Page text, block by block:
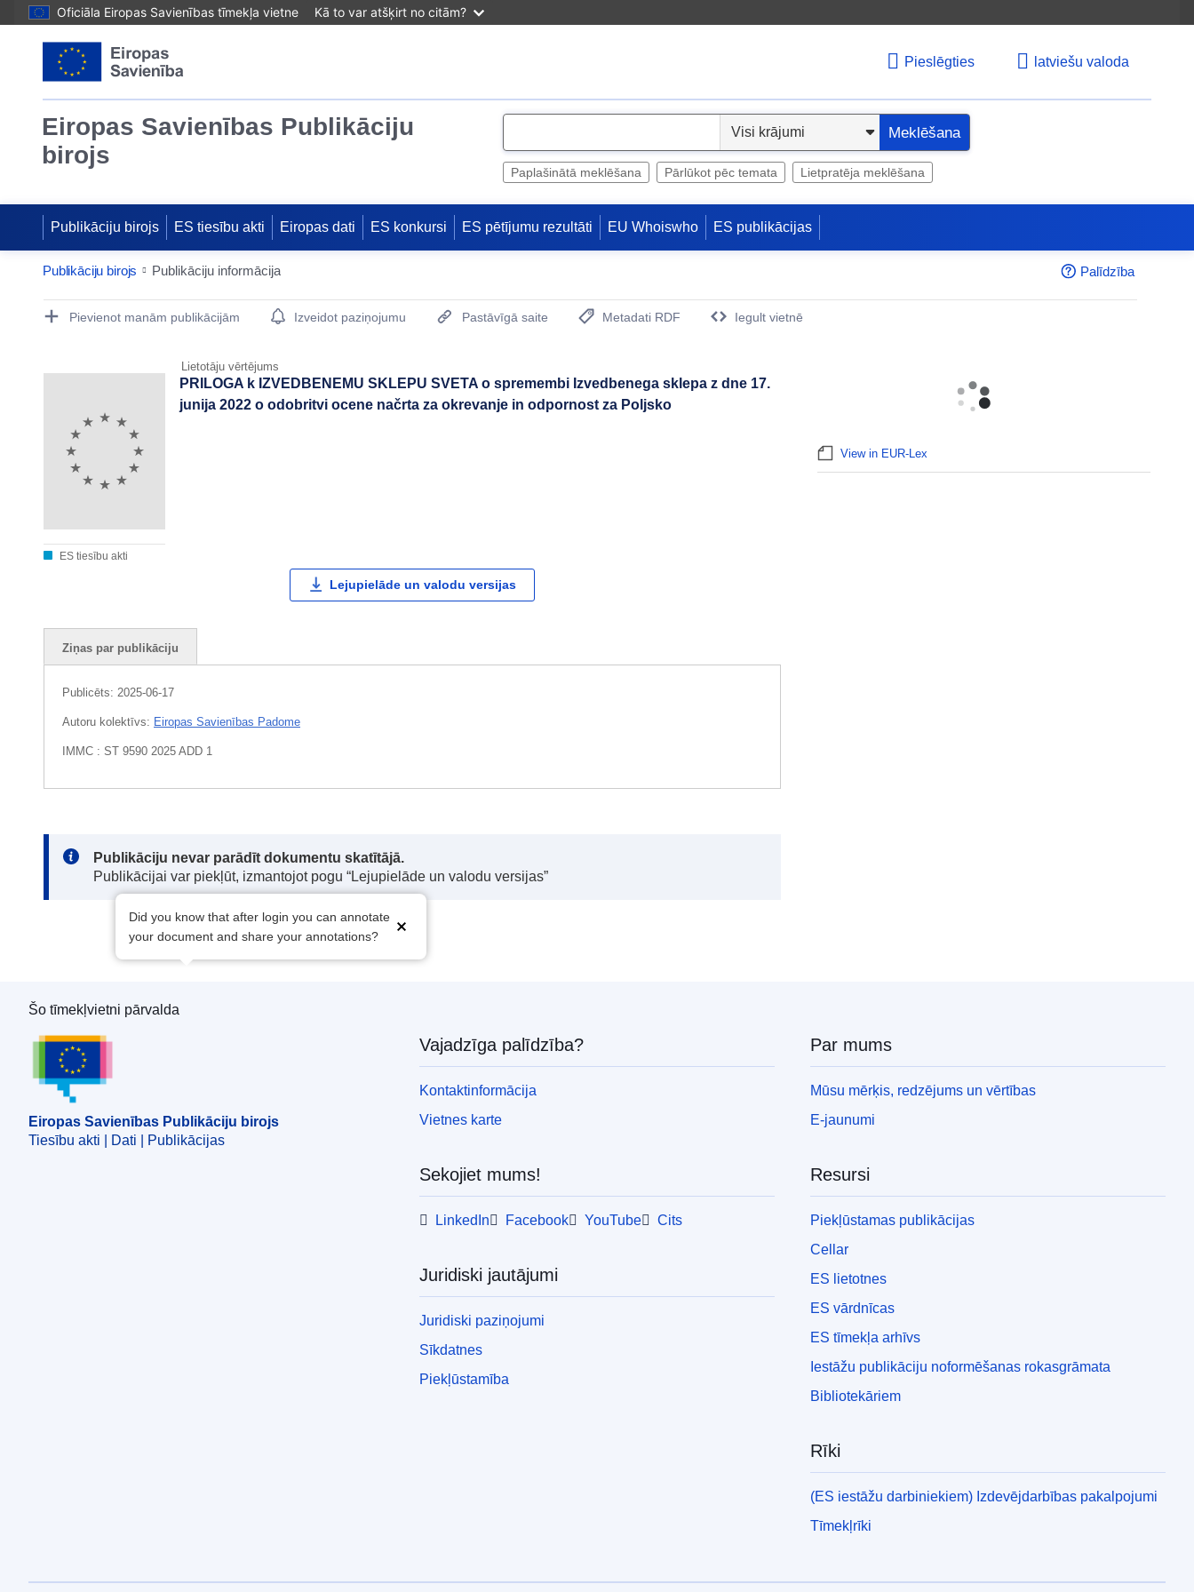
Oficiāla Eiropas Savienības tīmekļa vietne Kā to var atšķirt no citām?
Pieslēgties latviešu valoda
Eiropas Savienības Publikāciju
birojs
e
Meklēšana
Paplašinātā meklēšana Pārlūkot pēc temata Lietpratēja meklēšana
Publikāciju birojs ES tiesību akti Eiropas dati ES konkursi ES pētījumu rezultāti EU Whoiswho ES publikācijas
Publikāciju birojs Publikāciju informācija Palīdzība
Publication Detail Actions Portlet
Pievienot manām publikācijām Izveidot paziņojumu Pastāvīgā saite
Metadati RDF
Iegult vietnē
Lietotāju vērtējums
ES tiesību akti
PRILOGA k IZVEDBENEMU SKLEPU SVETA o spremembi Izvedbenega sklepa z dne 17.
junija 2022 o odobritvi ocene načrta za okrevanje in odpornost za Poljsko
Lejupielāde un valodu versijas
Ziņas par publikāciju
Publicēts: 2025-06-17
Autoru kolektīvs: Eiropas Savienības Padome
IMMC : ST 9590 2025 ADD 1
Note:
Publikāciju nevar parādīt dokumentu skatītājā.
Publikācijai var piekļūt, izmantojot pogu “Lejupielāde un valodu versijas”
Did you know that after login you can annotate
your document and share your annotations?
View in EUR-Lex
Eiropas Savienības Publikāciju birojs
Šo tīmekļvietni pārvalda
Eiropas Savienības Publikāciju birojs
Tiesību akti | Dati | Publikācijas
Vajadzīga palīdzība?
Kontaktinformācija
Vietnes karte
Sekojiet mums!
LinkedIn Facebook YouTube Cits
Juridiski jautājumi
Juridiski paziņojumi
Sīkdatnes
Piekļūstamība
Par mums
Mūsu mērķis, redzējums un vērtības
E-jaunumi
Resursi
Piekļūstamas publikācijas
Cellar
ES lietotnes
ES vārdnīcas
ES tīmekļa arhīvs
Iestāžu publikāciju noformēšanas rokasgrāmata
Bibliotekāriem
Rīki
(ES iestāžu darbiniekiem) Izdevējdarbības pakalpojumi
Tīmekļrīki